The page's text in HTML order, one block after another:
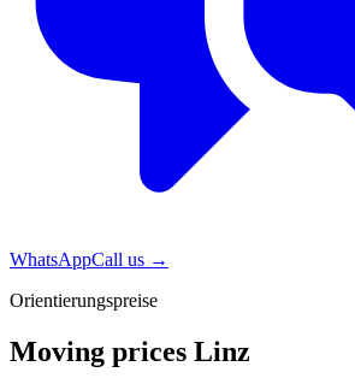
WhatsAppCall us →
Orientierungspreise
Moving prices Linz